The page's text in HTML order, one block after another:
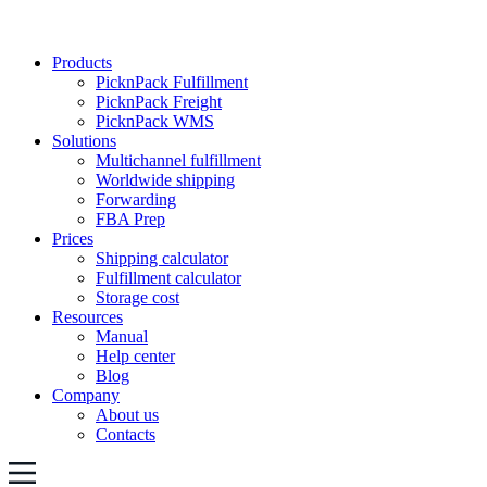
Products
PicknPack Fulfillment
PicknPack Freight
PicknPack WMS
Solutions
Multichannel fulfillment
Worldwide shipping
Forwarding
FBA Prep
Prices
Shipping calculator
Fulfillment calculator
Storage cost
Resources
Manual
Help center
Blog
Company
About us
Contacts